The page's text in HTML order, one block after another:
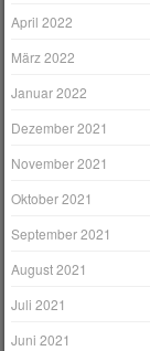
April 2022
März 2022
Januar 2022
Dezember 2021
November 2021
Oktober 2021
September 2021
August 2021
Juli 2021
Juni 2021